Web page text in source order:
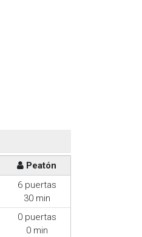
Peatón
6 puertas
30 min
0 puertas
0 min